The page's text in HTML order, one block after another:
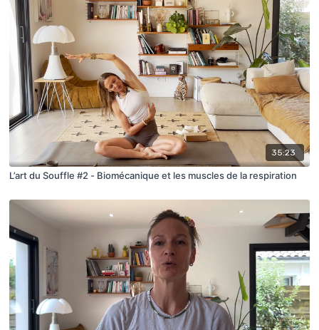
35:23
L’art du Souffle #2 - Biomécanique et les muscles de la respiration